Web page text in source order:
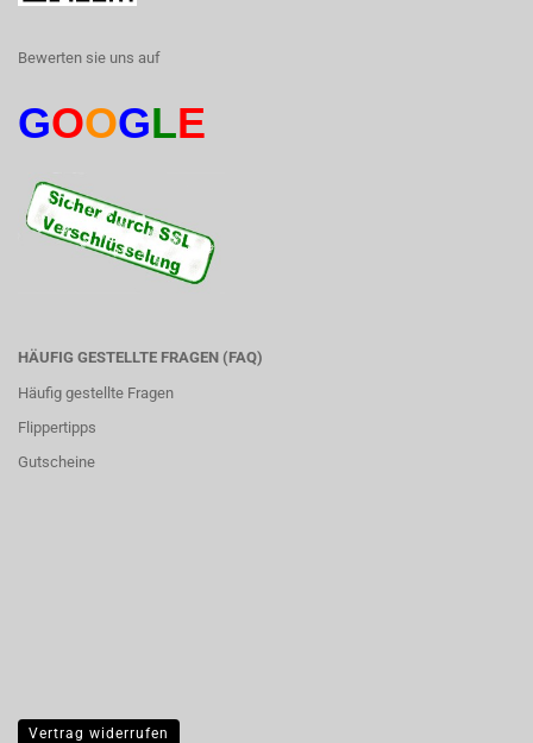
Bewerten sie uns auf
GOOGLE
HÄUFIG GESTELLTE FRAGEN (FAQ)
Häufig gestellte Fragen
Flippertipps
Gutscheine
Vertrag widerrufen